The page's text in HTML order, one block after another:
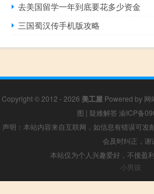
去美国留学一年到底要花多少资金
三国蜀汉传手机版攻略
Copyright © 2012 - 2026 美工屋 Powered by 网
图 | 疑难解答 渝ICP备
声明：本站内容来自互联网，如信息有错误可发
会及时纠正，谢
本站仅为个人兴趣爱好，不接盈
小男孩